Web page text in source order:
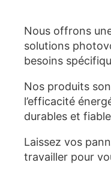
Nous offrons
solutions
besoins
Nos produits
l’efficacité
durables et
Laissez vos
travailler pour